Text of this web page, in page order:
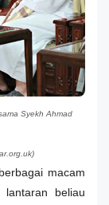
Syekh Ahmad
macam
lantaran beliau